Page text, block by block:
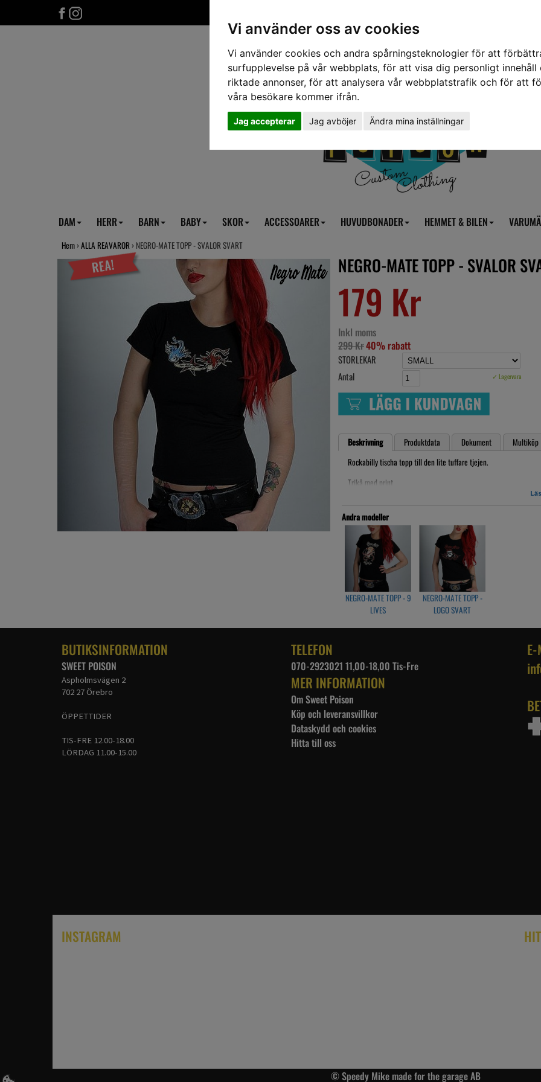
Vi använder oss av cookies
Vi använder cookies och andra spårningsteknologier för att
surfupplevelse på vår webbplats, för att visa dig personligt innehåll
riktade annonser, för att analysera vår webbplatstrafik och för att
våra besökare kommer ifrån.
Jag accepterar Jag avböjer Ändra mina inställningar
DAM HERR BARN BABY SKOR ACCESSOARER HUVUDBONADER HEMMET & BILEN
Hem ›ALLA REAVAROR › NEGRO-MATE TOPP - SVALOR SVART
NEGRO-MATE TOPP - SVALOR
179 Kr
Inkl moms
299 Kr40% rabatt
STORLEKAR
Antal
✓ Lagervara
Beskrivning Produktdata Dokument
Multiköp
Rockabilly tischa topp till den lite tuffare tjejen.
Trikå med print
OBS lite små i storlekarna så kolla måtten!!
Small
Byst: 80cm
Längd: 56cm
Medium
Byst: 84cm
Längd: 59cm
Large
X-Large
Byst: 92cm
Längd: 62cm
Andra modeller
NEGRO-MATE TOPP - 9
LIVES
NEGRO-MATE TOPP -
LOGO SVART
BUTIKSINFORMATION
SWEET POISON
Aspholmsvägen 2
702 27 Örebro
ÖPPETTIDER
TIS-FRE 12.00-18.00
LÖRDAG 11.00-15.00
TELEFON
070-2923021 11,00-18,00 Tis-Fre
MER INFORMATION
Om Sweet Poison
Köp och leveransvillkor
Dataskydd och cookies
Hitta till oss
INSTAGRAM
© Speedy Mike made for the garage AB